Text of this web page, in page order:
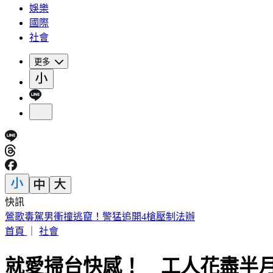
娛樂
國際
社會
更多
快訊
《夏日活動》花蓮FUN暑假 即將成真火舞秀 加碼重現
首頁
社會
就愛掃台快感！ 工人花盡半